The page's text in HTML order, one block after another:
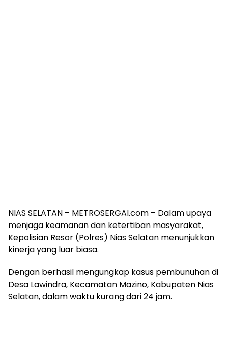
NIAS SELATAN – METROSERGAI.com – Dalam upaya
menjaga keamanan dan ketertiban masyarakat,
Kepolisian Resor (Polres) Nias Selatan menunjukkan
kinerja yang luar biasa.
Dengan berhasil mengungkap kasus pembunuhan di
Desa Lawindra, Kecamatan Mazino, Kabupaten Nias
Selatan, dalam waktu kurang dari 24 jam.